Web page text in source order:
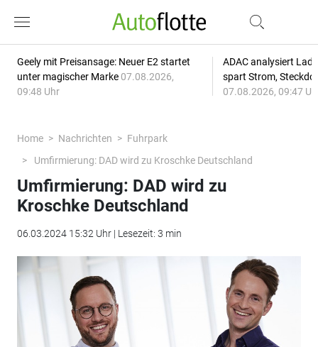
Geely mit Preisansage: Neuer E2 startet
unter magischer Marke 07.08.2026,
09:48 Uhr
ADAC analysiert
spart Strom,
07.08.2026, 09:47
Home Nachrichten
Fuhrpark
Umfirmierung: DAD wird zu Kroschke Deutschland
Umfirmierung: DAD wird zu
Kroschke Deutschland
06.03.2024 15:32 Uhr | Lesezeit: 3 min